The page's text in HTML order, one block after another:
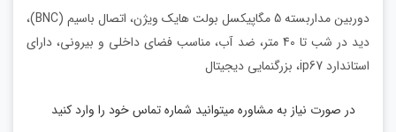
دوربین مداربسته 5 مگاپیکسل بولت هایک ویژن، اتصال باسیم (BNC)،
دید در شب تا 40 متر، ضد آب، مناسب فضای داخلی و بیرونی، دارای
استاندارد ip67، بزرگنمایی دیجیتال
در صورت نیاز به مشاوره میتوانید شماره تماس خود را وارد کنید